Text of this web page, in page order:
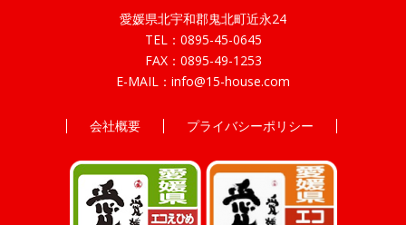
愛媛県北宇和郡鬼北町近永24
TEL： 0895-45-0645
FAX：0895-49-1253
E-MAIL： info@15-house.com
会社概要 プライバシーポリシー